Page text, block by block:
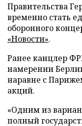
Правительства
временно стать
оборонного
«Новости».
Ранее канцлер
намерении
наравне с
акций.
«Одним из
полный